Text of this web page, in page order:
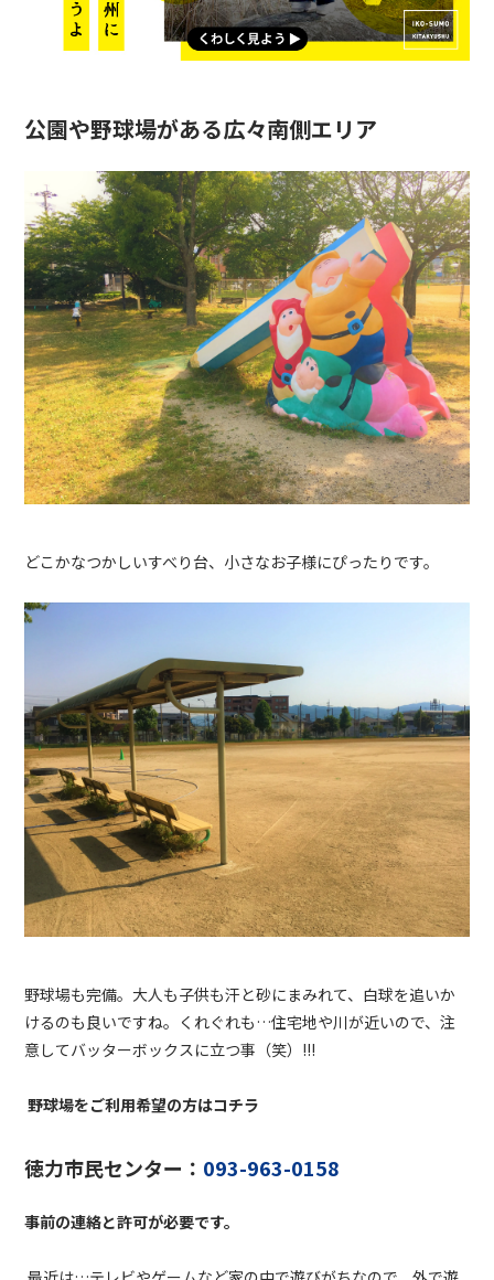
公園や野球場がある広々南側エリア
どこかなつかしいすべり台、小さなお子様にぴったりです。
野球場も完備。大人も子供も汗と砂にまみれて、白球を追いか
けるのも良いですね。くれぐれも…住宅地や川が近いので、注
意してバッターボックスに立つ事（笑）!!!
野球場をご利用希望の方はコチラ
徳力市民センター： 093-963-0158
事前の連絡と許可が必要です。